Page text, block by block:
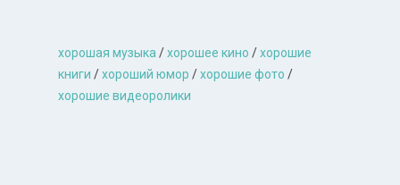
хорошая музыкa /хорошее кино /хорошие
книги /хороший юмор /хорошие фото /
хорошие видеоролики